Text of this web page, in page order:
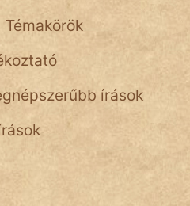
Témakörök
írások